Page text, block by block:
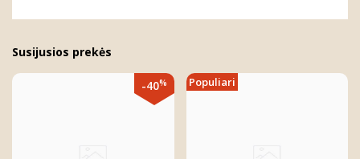
Susijusios prekės
-40% Populiari